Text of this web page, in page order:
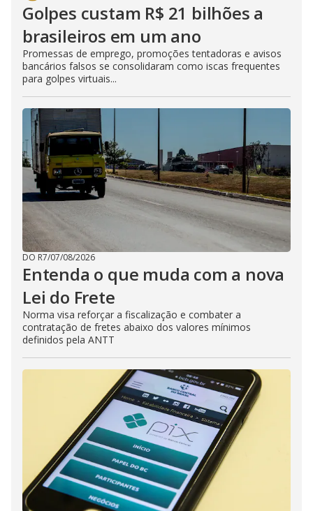
Golpes custam R$ 21 bilhões a
brasileiros em um ano
Promessas de emprego, promoções tentadoras e avisos
bancários falsos se consolidaram como iscas frequentes
para golpes virtuais...
DO R7/07/08/2026
Entenda o que muda com a nova
Lei do Frete
Norma visa reforçar a fiscalização e combater a
contratação de fretes abaixo dos valores mínimos
definidos pela ANTT